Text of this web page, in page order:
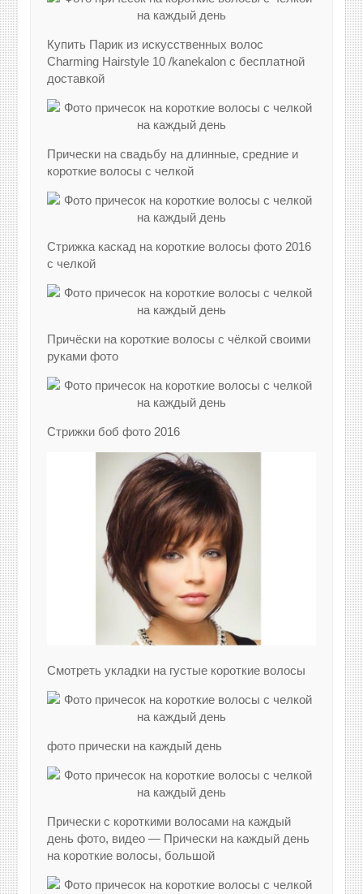
Купить Парик из искусственных волос
Charming Hairstyle 10 /kanekalon с бесплатной
доставкой
Прически на свадьбу на длинные, средние и
короткие волосы с челкой
Стрижка каскад на короткие волосы фото 2016
с челкой
Причёски на короткие волосы с чёлкой своими
руками фото
Стрижки боб фото 2016
Смотреть укладки на густые короткие волосы
фото прически на каждый день
Прически с короткими волосами на каждый
день фото, видео — Прически на каждый день
на короткие волосы, большой